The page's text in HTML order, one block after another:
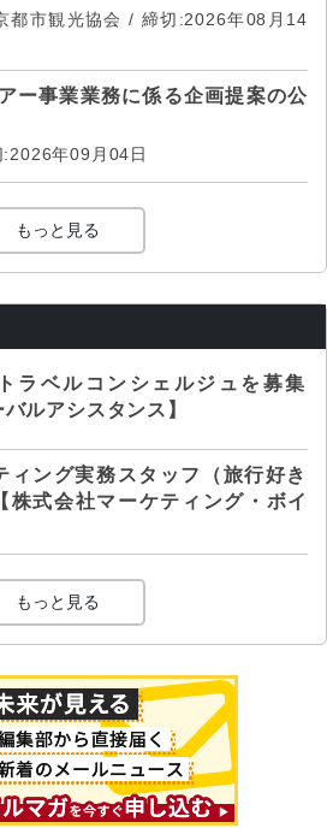
都市観光協会 / 締切:2026年08月14
ー事業業務に係る企画提案の公
年09月04日
もっと見る
ラベルコンシェルジュを募集
ルアシスタンス】
ィング実務スタッフ（旅行好き
株式会社マーケティング・ボイ
もっと見る